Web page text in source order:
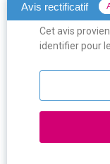
Avis rectificatif
Cet avis
identifier pour